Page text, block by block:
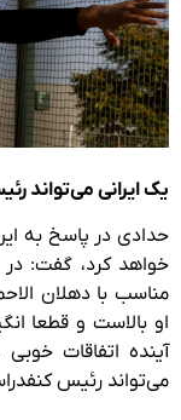
یک ایرانی می‌تواند
حدادی در پاسخ به
خواهد کرد، گفت: در
مناسب با دهلان
آینده اتفاقات
می‌تواند رئیس